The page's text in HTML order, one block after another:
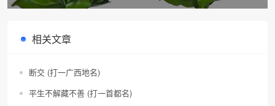
名)
相关文章
断交 (打一广西地名)
平生不解藏不善 (打一首都名)